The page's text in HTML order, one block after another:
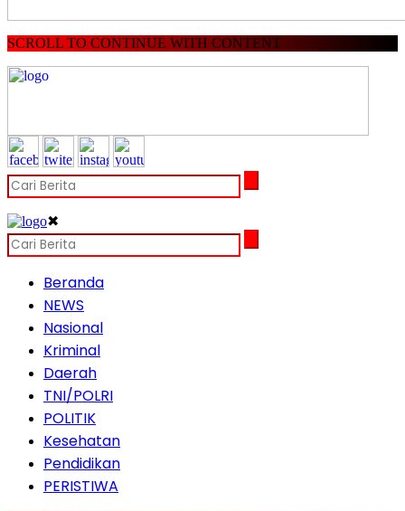
SCROLL TO CONTINUE WITH CONTENT
✖
Beranda
NEWS
Nasional
Kriminal
Daerah
TNI/POLRI
POLITIK
Kesehatan
Pendidikan
PERISTIWA